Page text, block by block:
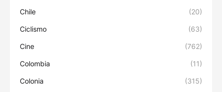
Chile (20)
Ciclismo (63)
Cine (762)
Colombia (11)
Colonia (315)